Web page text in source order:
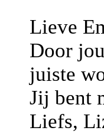
Lieve
Door
juiste
Jij bent
Liefs,